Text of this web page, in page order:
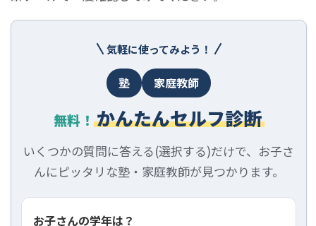
気軽に使ってみよう！
塾 家庭教師
無料！ かんたんセルフ診断
いくつかの質問に答える(選択する)だけで、お子さ
んにピッタリな塾・家庭教師が見つかります。
お子さんの学年は？